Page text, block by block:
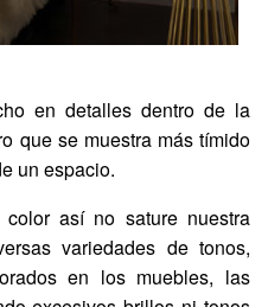
en detalles dentro de la
que se muestra más tímido
un espacio.
así no sature nuestra
variedades de tonos,
en los muebles, las